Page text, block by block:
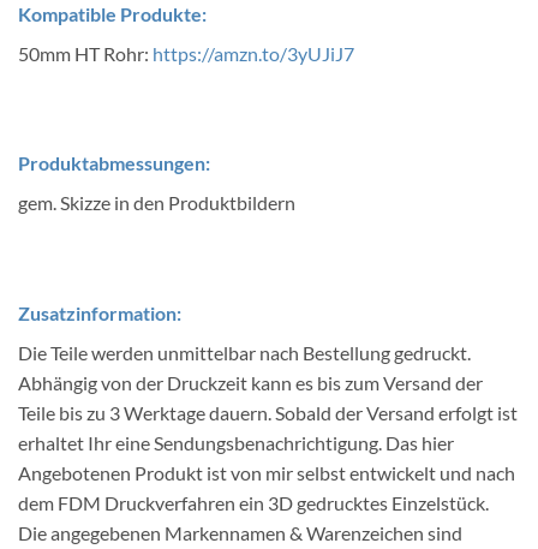
Kompatible Produkte:
50mm HT Rohr: https://amzn.to/3yUJiJ7
Produktabmessungen:
gem. Skizze in den Produktbildern
Zusatzinformation:
Die Teile werden unmittelbar nach Bestellung gedruckt.
Abhängig von der Druckzeit kann es bis zum Versand der
Teile bis zu 3 Werktage dauern. Sobald der Versand erfolgt ist
erhaltet Ihr eine Sendungsbenachrichtigung. Das hier
Angebotenen Produkt ist von mir selbst entwickelt und nach
dem FDM Druckverfahren ein 3D gedrucktes Einzelstück.
Die angegebenen Markennamen & Warenzeichen sind